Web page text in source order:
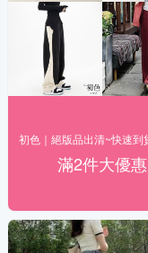
滿2件大優惠